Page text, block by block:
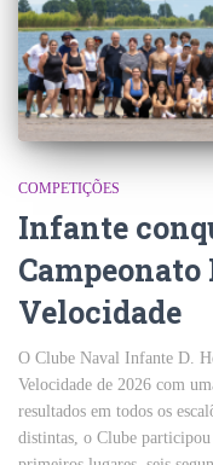
COMPETIÇÕES
Infante
Velocidade
O Clube Naval Infante D.
Velocidade de 2026 com
resultados em todos os
distintas, o Clube